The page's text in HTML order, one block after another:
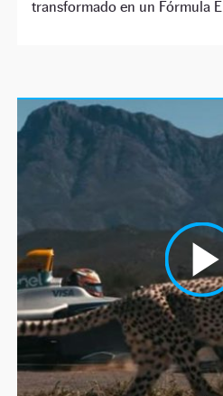
transformado en un Fórmula E.